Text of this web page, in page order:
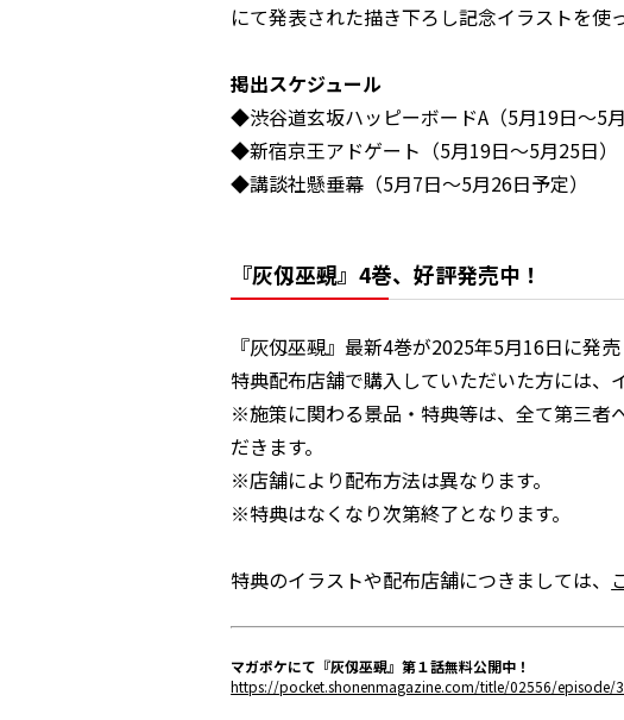
にて発表された描き下ろし記念イラストを使
掲出スケジュール
◆渋谷道玄坂ハッピーボードA（5月19日～5月
◆新宿京王アドゲート（5月19日～5月25日）
◆講談社懸垂幕（5月7日～5月26日予定）
『灰仭巫覡』4巻、好評発売中！
『灰仭巫覡』最新4巻が2025年5月16日に発売
特典配布店舗で購入していただいた方には、
※施策に関わる景品・特典等は、全て第三者
だきます。
※店舗により配布方法は異なります。
※特典はなくなり次第終了となります。
特典のイラストや配布店舗につきましては、
マガポケにて『灰仭巫覡』第１話無料公開中！
https://pocket.shonenmagazine.com/title/02556/episode/